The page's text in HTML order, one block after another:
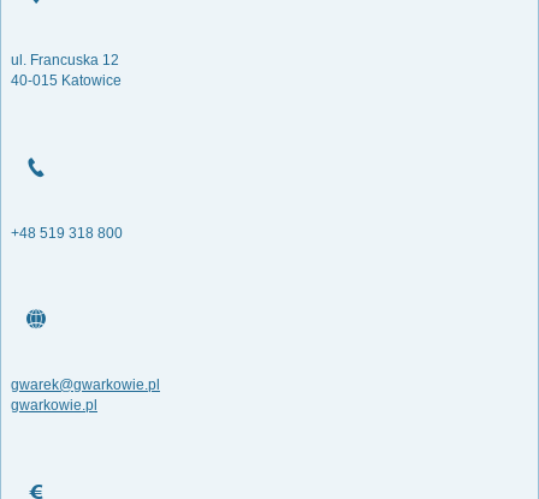
ul. Francuska 12
40-015 Katowice
+48 519 318 800
gwarek@gwarkowie.pl
gwarkowie.pl